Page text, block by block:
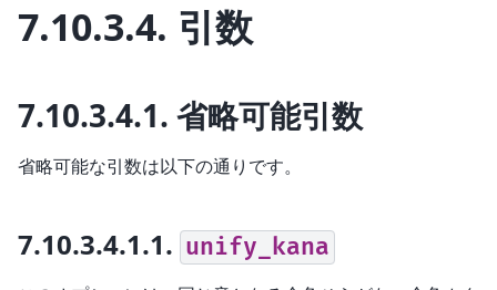
7.10.3.4. 引数
7.10.3.4.1. 省略可能引数
省略可能な引数は以下の通りです。
7.10.3.4.1.1. unify_kana